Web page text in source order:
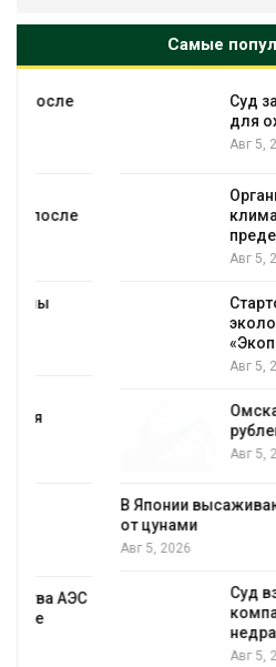
Самые
Суд запретил
для охраны
Органические
климата»:
пределы
Стартовал
экологическую
«Экопозитив-
Омская
рублей на
В Японии высаживают
Суд взыскал с
компании 145,4